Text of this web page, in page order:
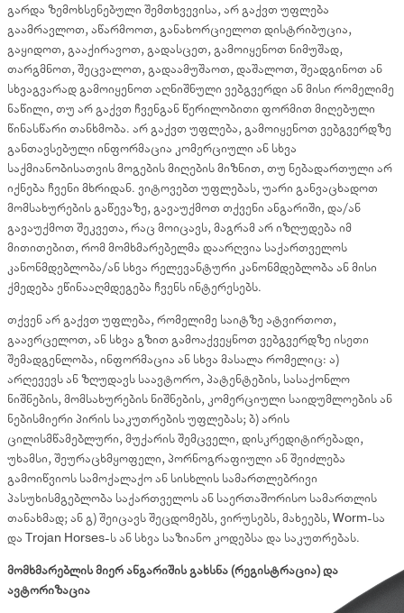
გარდა ზემოხსენებული შემთხვევისა, არ გაქვთ უფლება
გაამრავლოთ, აწარმოოთ, განახორციელოთ დისტრიბუცია,
გაყიდოთ, გააქირავოთ, გადასცეთ, გამოიყენოთ ნიმუშად,
თარგმნოთ, შეცვალოთ, გადაამუშაოთ, დაშალოთ, შეადგინოთ ან
სხვაგვარად გამოიყენოთ აღნიშნული ვებგვერდი ან მისი რომელიმე
ნაწილი, თუ არ გაქვთ ჩვენგან წერილობითი ფორმით მიღებული
წინასწარი თანხმობა. არ გაქვთ უფლება, გამოიყენოთ ვებგვერდზე
განთავსებული ინფორმაცია კომერციული ან სხვა
საქმიანობისათვის მოგების მიღების მიზნით, თუ ნებადართული არ
იქნება ჩვენი მხრიდან. ვიტოვებთ უფლებას, უარი განვაცხადოთ
მომსახურების გაწევაზე, გავაუქმოთ თქვენი ანგარიში, და/ან
გავაუქმოთ შეკვეთა, რაც მოიცავს, მაგრამ არ იზღუდება იმ
მითითებით, რომ მომხმარებელმა დაარღვია საქართველოს
კანონმდებლობა/ან სხვა რელევანტური კანონმდებლობა ან მისი
ქმედება ეწინააღმდეგება ჩვენს ინტერესებს.
თქვენ არ გაქვთ უფლება, რომელიმე საიტზე ატვირთოთ,
გაავრცელოთ, ან სხვა გზით გამოაქვეყნოთ ვებგვერდზე ისეთი
შემადგენლობა, ინფორმაცია ან სხვა მასალა რომელიც: ა)
არღევევს ან ზღუდავს საავტორო, პატენტების, სასაქონლო
ნიშნების, მომსახურების ნიშნების, კომერციული საიდუმლოების ან
ნებისმიერი პირის საკუთრების უფლებას; ბ) არის
ცილისმწამებლური, მუქარის შემცველი, დისკრედიტირებადი,
უხამსი, შეურაცხმყოფელი, პორნოგრაფიული ან შეიძლება
გამოიწვიოს სამოქალაქო ან სისხლის სამართლებრივი
პასუხისმგებლობა საქართველოს ან საერთაშორისო სამართლის
თანახმად; ან გ) შეიცავს შეცდომებს, ვირუსებს, მახეებს, Worm-სა
და Trojan Horses-ს ან სხვა საზიანო კოდებსა და საკუთრებას.
მომხმარებლის მიერ ანგარიშის გახსნა (რეგისტრაცია) და
ავტორიზაცია